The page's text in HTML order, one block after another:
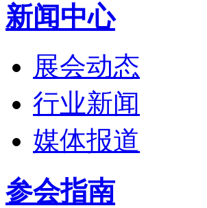
新闻中心
展会动态
行业新闻
媒体报道
参会指南